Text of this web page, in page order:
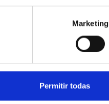
Marketing
Permitir todas